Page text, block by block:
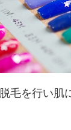
毛を行い肌